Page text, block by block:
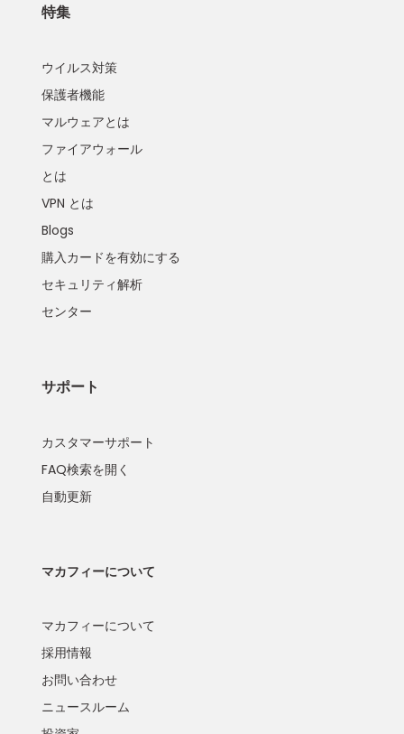
特集
ウイルス対策
保護者機能
マルウェアとは
ファイアウォール
とは
VPN とは
Blogs
購入カードを有効にする
セキュリティ解析
センター
サポート
カスタマーサポート
FAQ検索を開く
自動更新
マカフィーについて
マカフィーについて
採用情報
お問い合わせ
ニュースルーム